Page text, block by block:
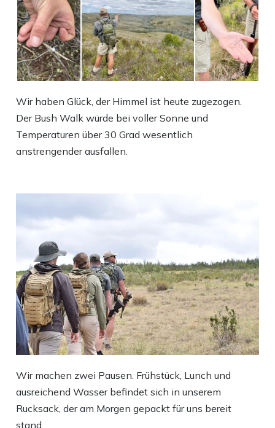
Wir haben Glück, der Himmel ist heute zugezogen.
Der Bush Walk würde bei voller Sonne und
Temperaturen über 30 Grad wesentlich
anstrengender ausfallen.
Wir machen zwei Pausen. Frühstück, Lunch und
ausreichend Wasser befindet sich in unserem
Rucksack, der am Morgen gepackt für uns bereit
stand.